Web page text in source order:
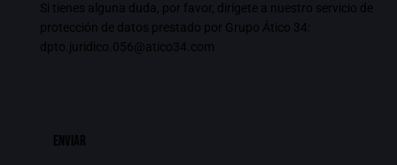
Si tienes alguna duda, por favor, dirígete a nuestro servicio de
protección de datos prestado por Grupo Ático 34:
dpto.juridico.056@atico34.com